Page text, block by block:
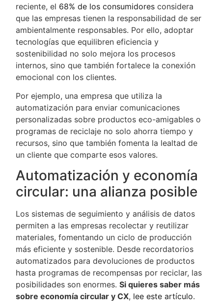
reciente, el 68% de los consumidores considera
que las empresas tienen la responsabilidad de ser
ambientalmente responsables. Por ello, adoptar
tecnologías que equilibren eficiencia y
sostenibilidad no solo mejora los procesos
internos, sino que también fortalece la conexión
emocional con los clientes.
Por ejemplo, una empresa que utiliza la
automatización para enviar comunicaciones
personalizadas sobre productos eco-amigables o
programas de reciclaje no solo ahorra tiempo y
recursos, sino que también fomenta la lealtad de
un cliente que comparte esos valores.
Automatización y economía
circular: una alianza posible
Los sistemas de seguimiento y análisis de datos
permiten a las empresas recolectar y reutilizar
materiales, fomentando un ciclo de producción
más eficiente y sostenible. Desde recordatorios
automatizados para devoluciones de productos
hasta programas de recompensas por reciclar, las
posibilidades son enormes. Si quieres saber más
sobre economía circular y CX, lee este artículo.